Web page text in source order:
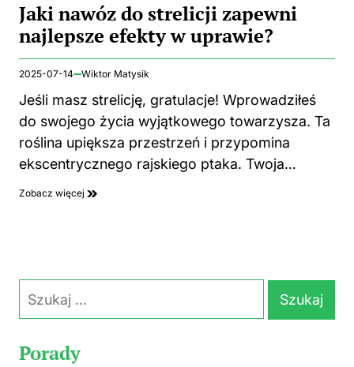
Jaki nawóz do strelicji zapewni
najlepsze efekty w uprawie?
2025-07-14 Wiktor Matysik
Jeśli masz strelicję, gratulacje! Wprowadziłeś
do swojego życia wyjątkowego towarzysza. Ta
roślina upiększa przestrzeń i przypomina
ekscentrycznego rajskiego ptaka. Twoja…
Zobacz więcej
Szukaj:
Porady